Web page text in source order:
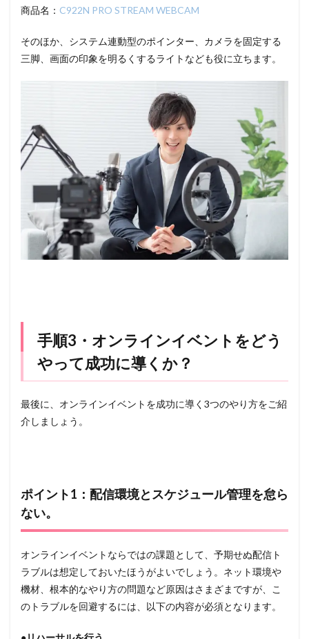
商品名： C922N PRO STREAM WEBCAM
そのほか、システム連動型のポインター、カメラを固定する
三脚、画面の印象を明るくするライトなども役に立ちます。
手順3・オンラインイベントをどう
やって成功に導くか？
最後に、オンラインイベントを成功に導く3つのやり方をご紹
介しましょう。
ポイント1：配信環境とスケジュール管理を怠ら
ない。
オンラインイベントならではの課題として、予期せぬ配信ト
ラブルは想定しておいたほうがよいでしょう。ネット環境や
機材、根本的なやり方の問題など原因はさまざまですが、こ
のトラブルを回避するには、以下の内容が必須となります。